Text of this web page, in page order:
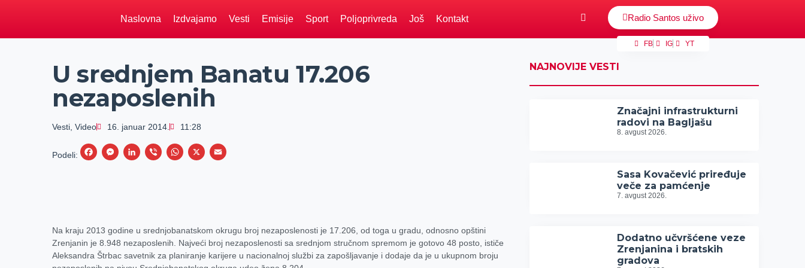
Naslovna Izdvajamo Vesti Emisije Sport Poljoprivreda Još Kontakt Radio Santos uživo
FB IG YT
U srednjem Banatu 17.206
nezaposlenih
Vesti ,Video 16. januar 2014. 11:28
Podeli:
F
o
o
M
n
g
L
d
I
V
W
A
p
X
Na kraju 2013 godine u srednjobanatskom okrugu broj nezaposlenosti je 17.206, od toga u gradu, odnosno opštini
Zrenjanin je 8.948 nezaposlenih. Najveći broj nezaposlenosti sa srednjom stručnom spremom je gotovo 48 posto, ističe
Aleksandra Štrbac savetnik za planiranje karijere u nacionalnoj službi za zapošljavanje i dodaje da je u ukupnom broju
NAJNOVIJE VESTI
Značajni infrastrukturni
radovi na Bagljašu
8. avgust 2026.
Sasa Kovačević priređuje
veče za pamćenje
7. avgust 2026.
Dodatno učvršćene veze
Zrenjanina i bratskih
gradova